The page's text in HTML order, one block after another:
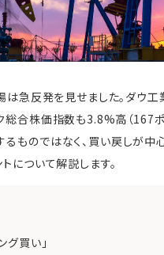
急反発を見せました。ダウ
合株価指数も3.8%高（167ポ
ものではなく、買い戻しが中
について解説します。
買い」